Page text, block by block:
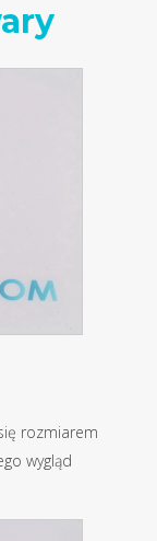
rozmiarem
wygląd